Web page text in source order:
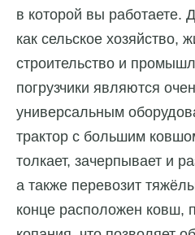
в которой вы работаете.
как сельское хозяйство,
строительство и
погрузчики являются
универсальным
трактор с большим
толкает, зачерпывает и
а также перевозит
конце расположен ковш,